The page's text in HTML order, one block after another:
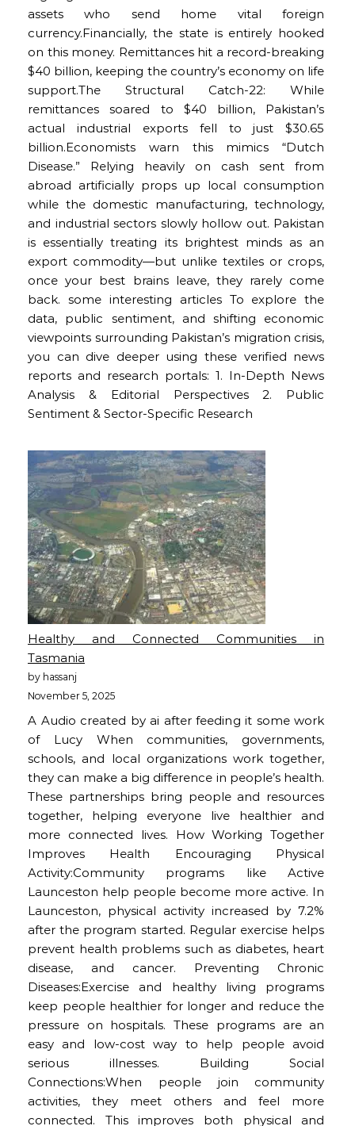
assets who send home vital foreign
currency.Financially, the state is entirely hooked
on this money. Remittances hit a record-breaking
$40 billion, keeping the country’s economy on life
support.The Structural Catch-22: While
remittances soared to $40 billion, Pakistan’s
actual industrial exports fell to just $30.65
billion.Economists warn this mimics “Dutch
Disease.” Relying heavily on cash sent from
abroad artificially props up local consumption
while the domestic manufacturing, technology,
and industrial sectors slowly hollow out. Pakistan
is essentially treating its brightest minds as an
export commodity—but unlike textiles or crops,
once your best brains leave, they rarely come
back. some interesting articles To explore the
data, public sentiment, and shifting economic
viewpoints surrounding Pakistan’s migration crisis,
you can dive deeper using these verified news
reports and research portals: 1. In-Depth News
Analysis & Editorial Perspectives 2. Public
Sentiment & Sector-Specific Research
Healthy and Connected Communities in
Tasmania
by hassanj
November 5, 2025
A Audio created by ai after feeding it some work
of Lucy When communities, governments,
schools, and local organizations work together,
they can make a big difference in people’s health.
These partnerships bring people and resources
together, helping everyone live healthier and
more connected lives. How Working Together
Improves Health Encouraging Physical
Activity:Community programs like Active
Launceston help people become more active. In
Launceston, physical activity increased by 7.2%
after the program started. Regular exercise helps
prevent health problems such as diabetes, heart
disease, and cancer. Preventing Chronic
Diseases:Exercise and healthy living programs
keep people healthier for longer and reduce the
pressure on hospitals. These programs are an
easy and low-cost way to help people avoid
serious illnesses. Building Social
Connections:When people join community
activities, they meet others and feel more
connected. This improves both physical and